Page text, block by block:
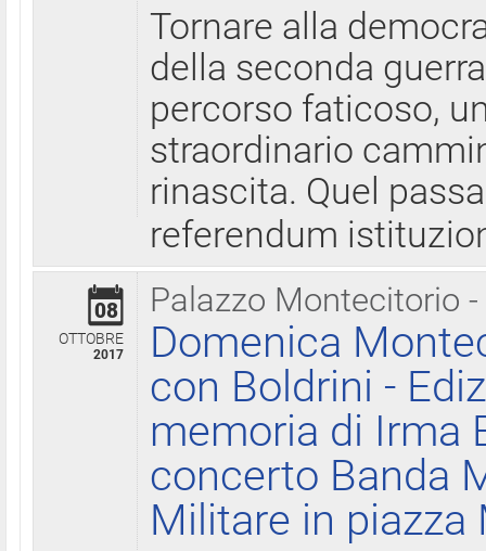
Tornare alla
della seconda
percorso faticoso,
straordinario
rinascita. Quel
referendum
Palazzo Montecitorio
08
OTTOBRE
2017
Domenica
con Boldrini -
memoria di Irma
concerto Banda
Militare in